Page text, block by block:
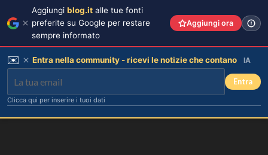
Aggiungi blog.it alle tue fonti
preferite su Google per restare
sempre informato
Aggiungi ora
✉️ Entra nella community - ricevi le notizie che contano IA
Entra
Clicca qui per inserire i tuoi dati